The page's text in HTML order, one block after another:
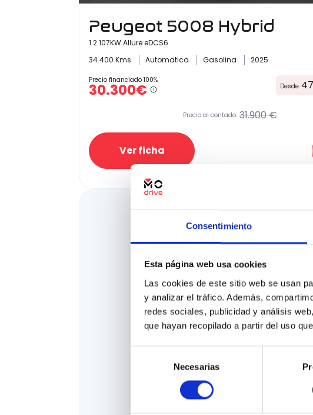
Consentimiento
Esta página web usa cookies
Las cookies de este sitio web se usan
y analizar el tráfico. Además,
redes sociales, publicidad y análisis
que hayan recopilado a partir del uso
consentimiento
Necesarias
Peugeot 5008 Hybrid
1.2 107KW Allure eDCS6
34.400 Kms
Automatica Gasolina 2025
Precio financiado 100%
30.300€ Desde
Precio al contado: 31.900 €
Ver ficha